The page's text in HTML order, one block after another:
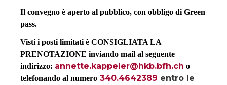
Il convegno è aperto al pubblico, con obbligo di Green
pass.
Visti i posti limitati è CONSIGLIATA LA
PRENOTAZIONE inviando mail al seguente
indirizzo: annette.kappeler@hkb.bfh.ch o
telefonando al numero 340.4642389 entro le